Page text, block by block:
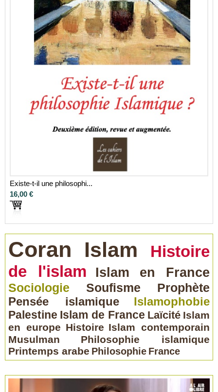
Existe-t-il une philosophi...
16,00 €
Coran Islam
Histoire
de l'islam
Islam en France
Sociologie Soufisme
Prophète
Pensée islamique
Islamophobie
Palestine Islam de France Laïcité Islam
en europe Histoire Islam contemporain
Musulman
Philosophie islamique
Printemps arabe Philosophie France